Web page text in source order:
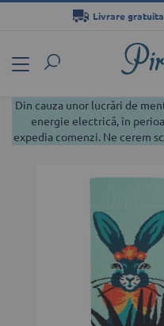
Livrare
Conținut
Din cauza unor lucrări de
energie electrică, în
expedia comenzi. Ne cerem